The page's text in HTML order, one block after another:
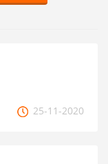
25-11-2020